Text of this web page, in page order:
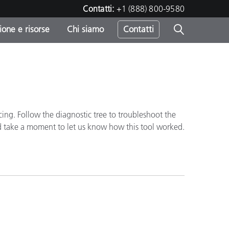
Contatti: +1 (888) 800-9580
e risorse Chi siamo Contatti
Follow the diagnostic tree to troubleshoot the
take a moment to let us know how this tool worked.